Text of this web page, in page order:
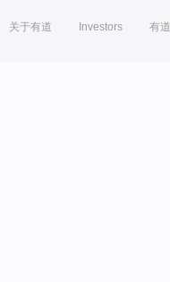
关于有道 Investors 有